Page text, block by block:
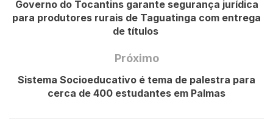
Governo do Tocantins garante segurança jurídica
para produtores rurais de Taguatinga com entrega
de títulos
Próximo
Sistema Socioeducativo é tema de palestra para
cerca de 400 estudantes em Palmas